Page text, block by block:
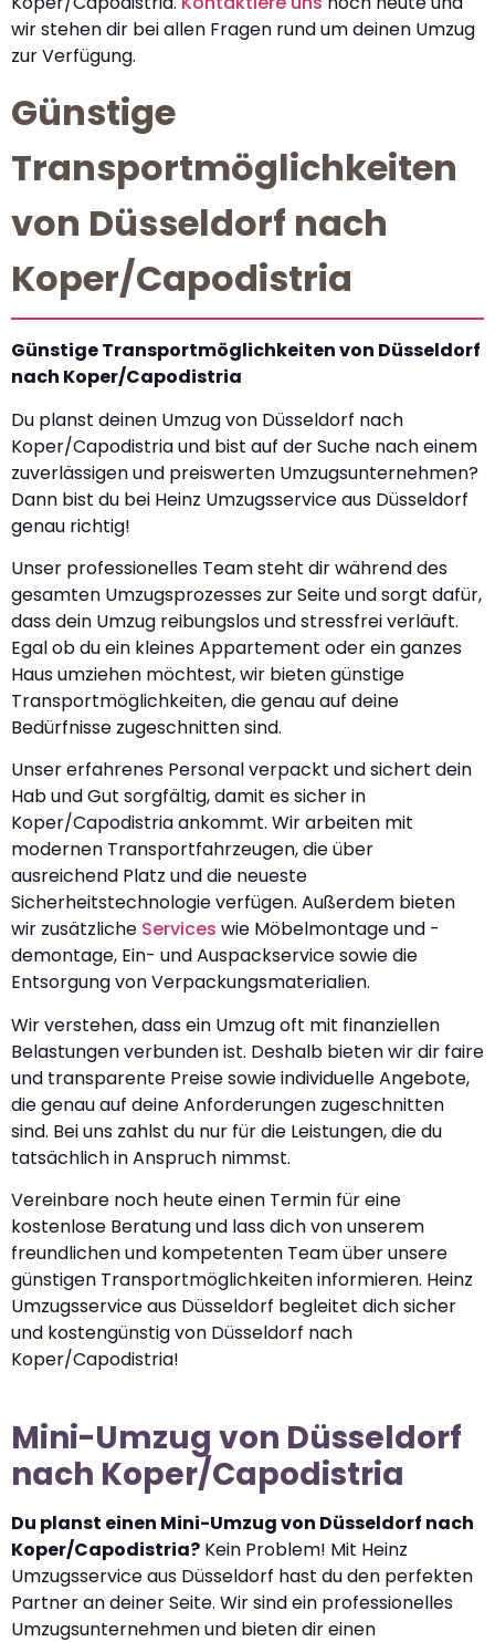
wir stehen dir bei allen Fragen rund um deinen Umzug
zur Verfügung.
Günstige
Transportmöglichkeiten
von Düsseldorf nach
Koper/Capodistria
Günstige Transportmöglichkeiten von Düsseldorf
nach Koper/Capodistria
Du planst deinen Umzug von Düsseldorf nach
Koper/Capodistria und bist auf der Suche nach einem
zuverlässigen und preiswerten Umzugsunternehmen?
Dann bist du bei Heinz Umzugsservice aus Düsseldorf
genau richtig!
Unser professionelles Team steht dir während des
gesamten Umzugsprozesses zur Seite und sorgt dafür,
dass dein Umzug reibungslos und stressfrei verläuft.
Egal ob du ein kleines Appartement oder ein ganzes
Haus umziehen möchtest, wir bieten günstige
Transportmöglichkeiten, die genau auf deine
Bedürfnisse zugeschnitten sind.
Unser erfahrenes Personal verpackt und sichert dein
Hab und Gut sorgfältig, damit es sicher in
Koper/Capodistria ankommt. Wir arbeiten mit
modernen Transportfahrzeugen, die über
ausreichend Platz und die neueste
Sicherheitstechnologie verfügen. Außerdem bieten
wir zusätzliche Services wie Möbelmontage und -
demontage, Ein- und Auspackservice sowie die
Entsorgung von Verpackungsmaterialien.
Wir verstehen, dass ein Umzug oft mit finanziellen
Belastungen verbunden ist. Deshalb bieten wir dir faire
und transparente Preise sowie individuelle Angebote,
die genau auf deine Anforderungen zugeschnitten
sind. Bei uns zahlst du nur für die Leistungen, die du
tatsächlich in Anspruch nimmst.
Vereinbare noch heute einen Termin für eine
kostenlose Beratung und lass dich von unserem
freundlichen und kompetenten Team über unsere
günstigen Transportmöglichkeiten informieren. Heinz
Umzugsservice aus Düsseldorf begleitet dich sicher
und kostengünstig von Düsseldorf nach
Koper/Capodistria!
Mini-Umzug von Düsseldorf
nach Koper/Capodistria
Du planst einen Mini-Umzug von Düsseldorf nach
Koper/Capodistria? Kein Problem! Mit Heinz
Umzugsservice aus Düsseldorf hast du den perfekten
Partner an deiner Seite. Wir sind ein professionelles
Umzugsunternehmen und bieten dir einen